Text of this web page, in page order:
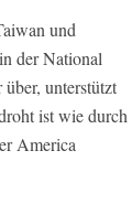
und
der National
unterstützt
ist wie durch
America